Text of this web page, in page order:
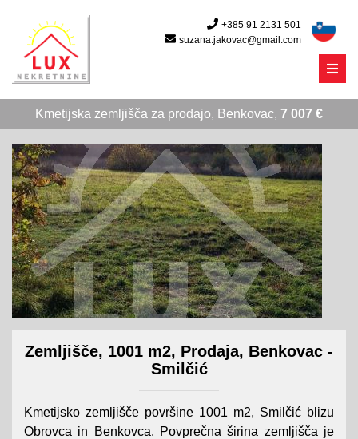
+385 91 2131 501
suzana.jakovac@gmail.com
Menu
Kmetijska zemljišča za prodajo, Benkovac, 7 007 €
Zemljišče, 1001 m2, Prodaja, Benkovac -
Smilčić
Kmetijsko zemljišče površine 1001 m2, Smilčić blizu
Obrovca ​​in Benkovca. Povprečna širina zemljišča je